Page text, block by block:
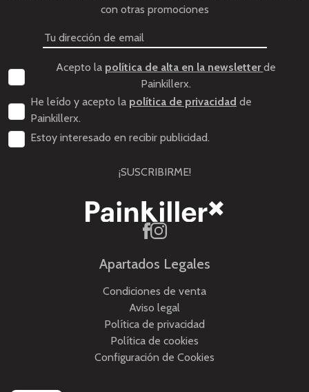
con otras promociones
Acepto la política de alta en la newsletterde
Painkillerx.
He leído y acepto la política de privacidad de
Painkillerx.
Estoy interesado en recibir publicidad.
¡SUSCRIBIRME!
Apartados Legales
Condiciones de venta
Aviso legal
Política de privacidad
Política de cookies
Configuración de Cookies